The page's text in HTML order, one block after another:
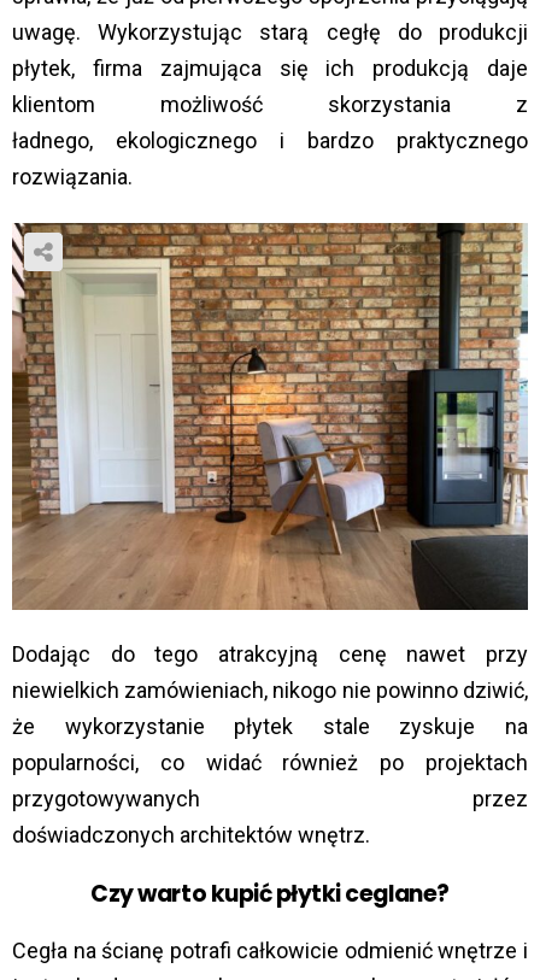
uwagę. Wykorzystując starą cegłę do produkcji
płytek, firma zajmująca się ich produkcją daje
klientom możliwość skorzystania z
ładnego, ekologicznego i bardzo praktycznego
rozwiązania.
Dodając do tego atrakcyjną cenę nawet przy
niewielkich zamówieniach, nikogo nie powinno dziwić,
że wykorzystanie płytek stale zyskuje na
popularności, co widać również po projektach
przygotowywanych przez
doświadczonych architektów wnętrz.
Czy warto kupić płytki ceglane?
Cegła na ścianę potrafi całkowicie odmienić wnętrze i